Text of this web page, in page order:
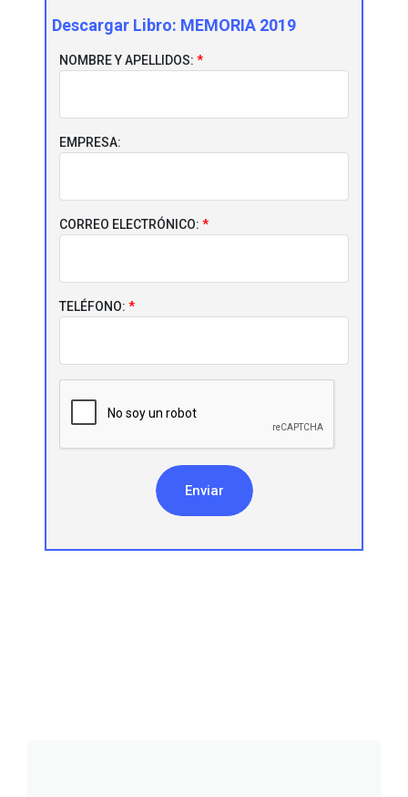
Descargar Libro: MEMORIA 2019
NOMBRE Y APELLIDOS:
EMPRESA:
CORREO ELECTRÓNICO:
TELÉFONO:
Enviar